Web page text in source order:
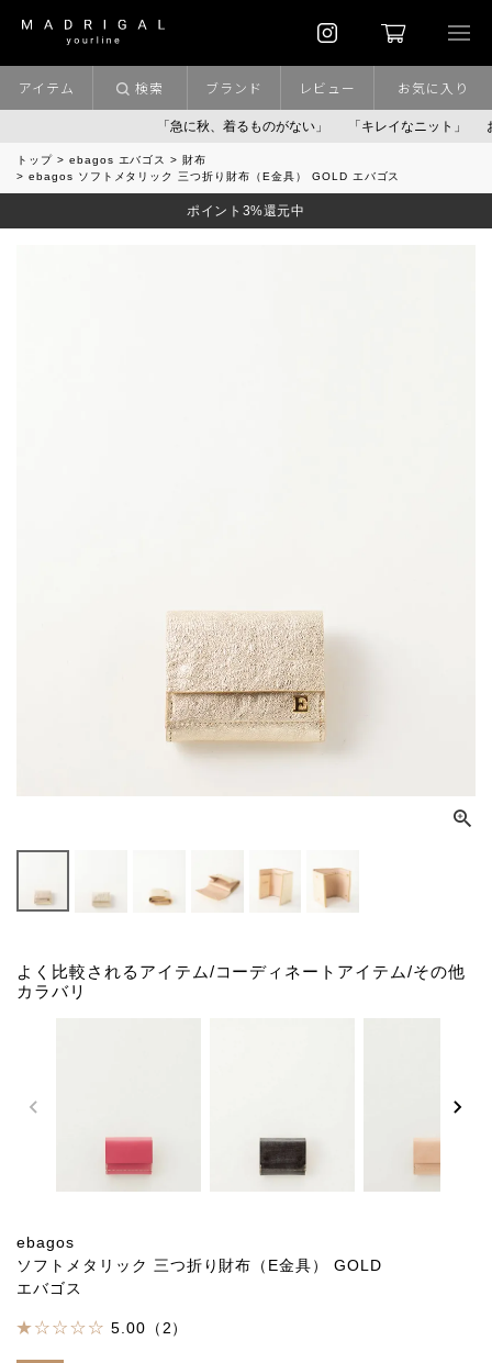
「急に秋、着るものがない」 「キレイなニット」 お盆期
アイテム 検索 ブランド レビュー お気に入り
トップ ebagos エバゴス
財布
ebagos ソフトメタリック 三つ折り財布（E金具） GOLD エバゴス
ポイント3%還元中
よく比較されるアイテム/コーディネートアイテム/その他
カラバリ
ebagos
ソフトメタリック 三つ折り財布（E金具） GOLD
エバゴス
5.00（2）